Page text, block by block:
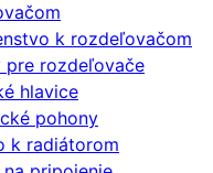
k rozdeľovačom
pre rozdeľovače
hlavice
pohony
k radiátorom